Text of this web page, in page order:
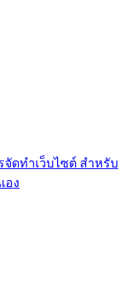
ดทำเว็บไซต์ สำหรับ
อง